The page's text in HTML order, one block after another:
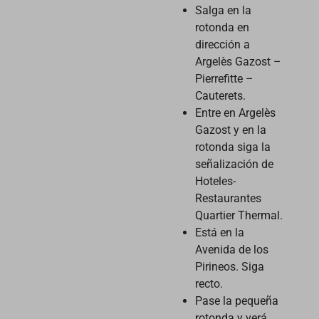
Salga en la
rotonda en
dirección a
Argelès Gazost –
Pierrefitte –
Cauterets.
Entre en Argelès
Gazost y en la
rotonda siga la
señalización de
Hoteles-
Restaurantes
Quartier Thermal.
Está en la
Avenida de los
Pirineos. Siga
recto.
Pase la pequeña